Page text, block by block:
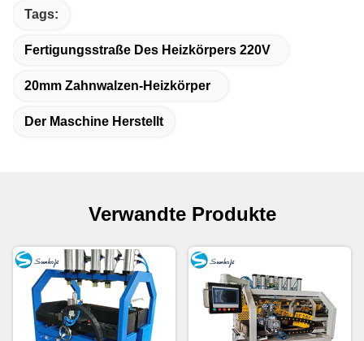
Tags:
Fertigungsstraße Des Heizkörpers 220V
20mm Zahnwalzen-Heizkörper
Der Maschine Herstellt
Verwandte Produkte